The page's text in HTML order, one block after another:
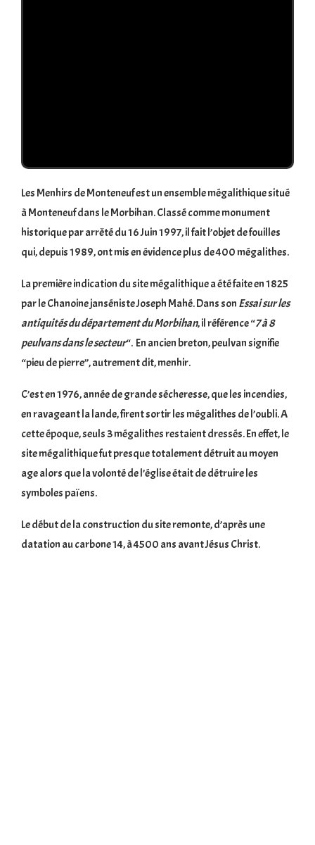
Les Menhirs de Monteneuf est un ensemble mégalithique situé
à Monteneuf dans le Morbihan. Classé comme monument
historique par arrêté du 16 Juin 1997, il fait l’objet de fouilles
qui, depuis 1989, ont mis en évidence plus de 400 mégalithes.
La première indication du site mégalithique a été faite en 1825
par le Chanoine janséniste Joseph Mahé. Dans son Essai sur les
antiquités du département du Morbihan, il référence “7 à 8
peulvans dans le secteur“. En ancien breton, peulvan signifie
“pieu de pierre”, autrement dit, menhir.
C’est en 1976, année de grande sécheresse, que les incendies,
en ravageant la lande, firent sortir les mégalithes de l’oubli. A
cette époque, seuls 3 mégalithes restaient dressés. En effet, le
site mégalithique fut presque totalement détruit au moyen
age alors que la volonté de l’église était de détruire les
symboles païens.
Le début de la construction du site remonte, d’après une
datation au carbone 14, à 4500 ans avant Jésus Christ.